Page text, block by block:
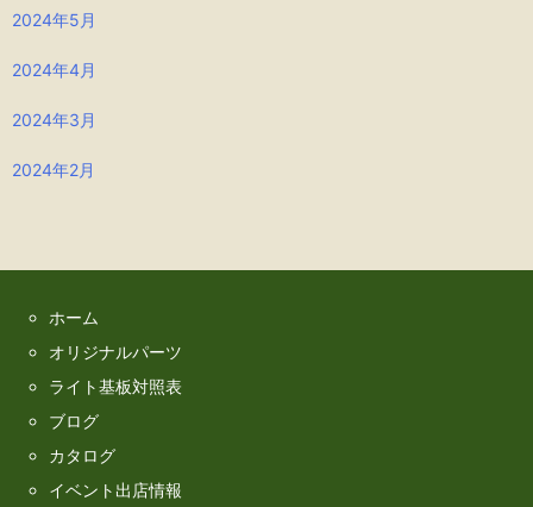
2024年5月
2024年4月
2024年3月
2024年2月
ホーム
オリジナルパーツ
ライト基板対照表
ブログ
カタログ
イベント出店情報